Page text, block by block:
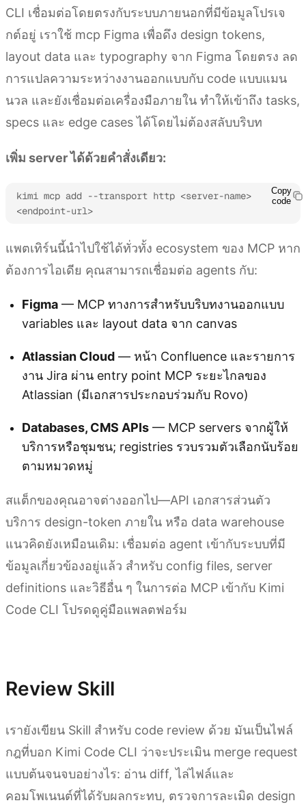
CLI เชื่อมต่อโดยตรงกับระบบภายนอกที่มีข้อมูลโปรเจ
กต์อยู่ เราใช้ mcp Figma เพื่อดึง design tokens,
layout data และ typography จาก Figma โดยตรง ลด
การแปลความระหว่างงานออกแบบกับ code แบบแมน
นวล และยังเชื่อมต่อเครื่องมือภายใน ทำให้เข้าถึง tasks,
specs และ edge cases ได้โดยไม่ต้องสลับบริบท
เพิ่ม server ได้ด้วยคำสั่งเดียว:
kimi mcp add --transport http <server-name>
<endpoint-url>
Copy
code
แพตเทิร์นนี้นำไปใช้ได้ทั่วทั้ง ecosystem ของ MCP หาก
ต้องการไอเดีย คุณสามารถเชื่อมต่อ agents กับ:
Figma — MCP ทางการสำหรับบริบทงานออกแบบ
variables และ layout data จาก canvas
Atlassian Cloud — หน้า Confluence และรายการ
งาน Jira ผ่าน entry point MCP ระยะไกลของ
Atlassian (มีเอกสารประกอบร่วมกับ Rovo)
Databases, CMS APIs — MCP servers จากผู้ให้
บริการหรือชุมชน; registries รวบรวมตัวเลือกนับร้อย
ตามหมวดหมู่
สแต็กของคุณอาจต่างออกไป—API เอกสารส่วนตัว
บริการ design-token ภายใน หรือ data warehouse
แนวคิดยังเหมือนเดิม: เชื่อมต่อ agent เข้ากับระบบที่มี
ข้อมูลเกี่ยวข้องอยู่แล้ว สำหรับ config files, server
definitions และวิธีอื่น ๆ ในการต่อ MCP เข้ากับ Kimi
Code CLI โปรดดูคู่มือแพลตฟอร์ม
Review Skill
เรายังเขียน Skill สำหรับ code review ด้วย มันเป็นไฟล์
กฎที่บอก Kimi Code CLI ว่าจะประเมิน merge request
แบบต้นจนจบอย่างไร: อ่าน diff, ไล่ไฟล์และ
คอมโพเนนต์ที่ได้รับผลกระทบ, ตรวจการละเมิด design